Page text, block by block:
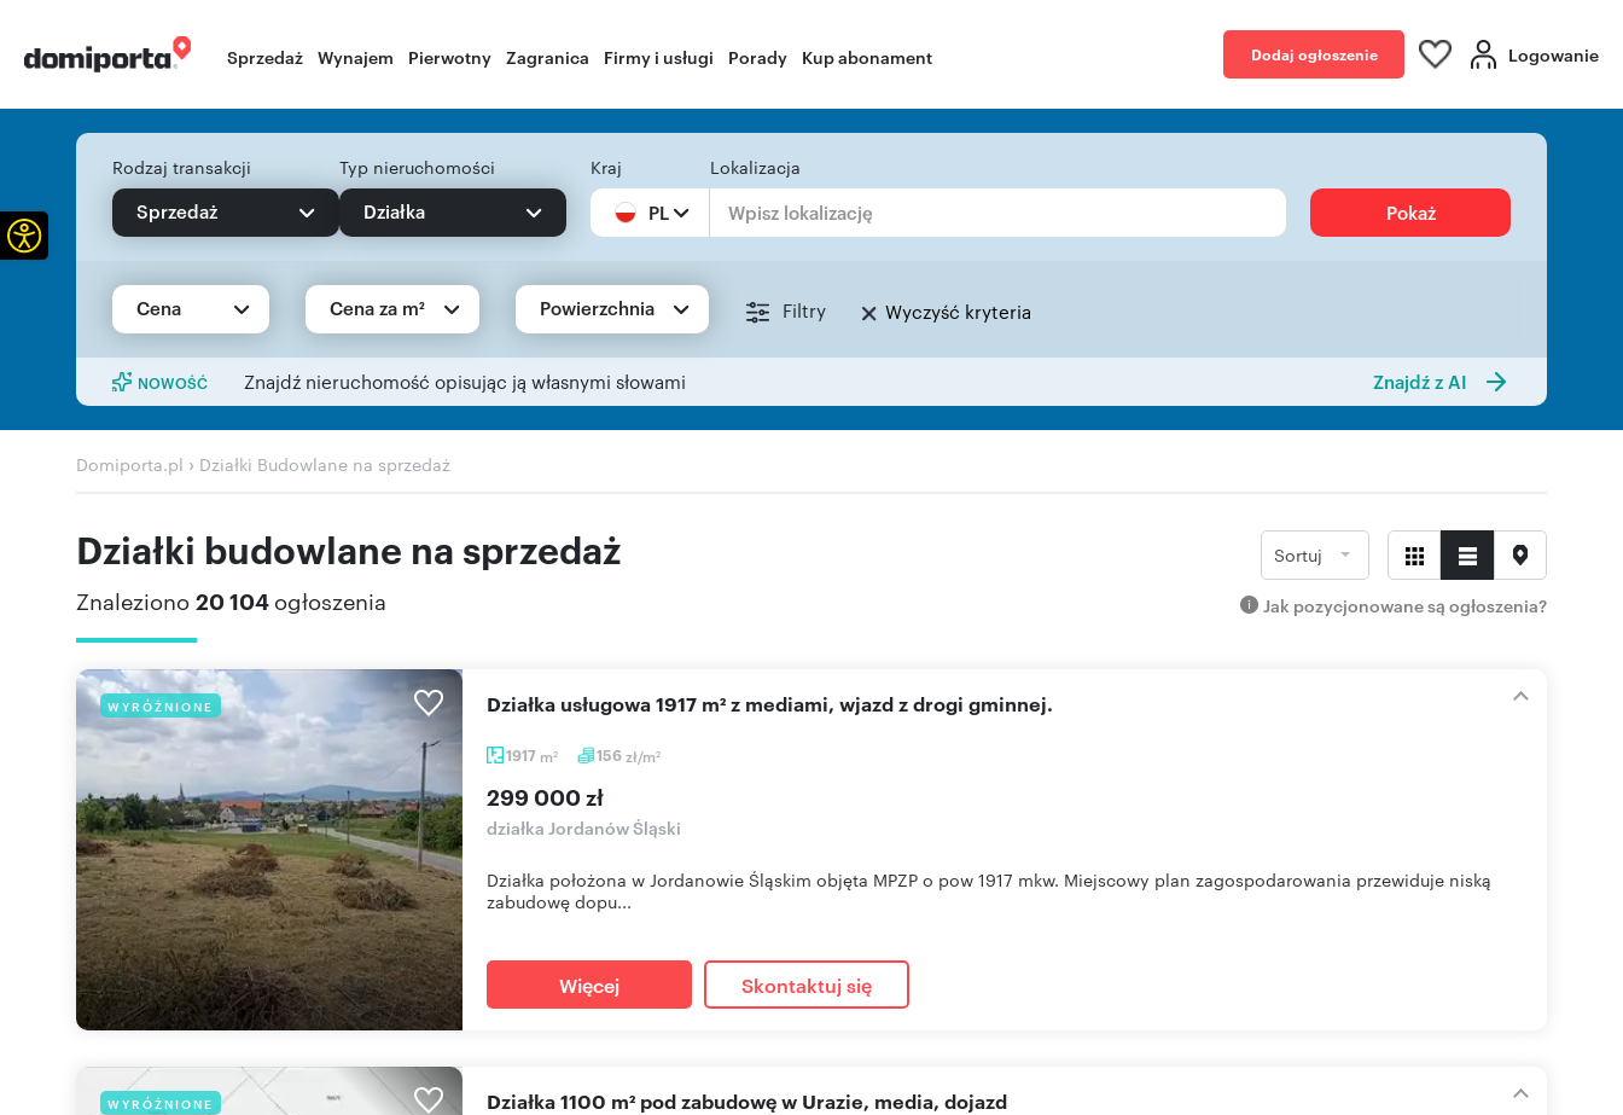
Sprzedaż Wynajem Pierwotny Zagranica Firmy i usługi Porady Kup abonament Dodaj ogłoszenie Logowanie
Rodzaj transakcji
Sprzedaż
Typ nieruchomości
Działka
Kraj
PL
Lokalizacja
Pokaż
Cena Cena za m² Powierzchnia Filtry Wyczyść kryteria
NOWOŚĆ Znajdź nieruchomość opisując ją własnymi słowami Znajdź z AI
Domiporta.pl › Działki Budowlane na sprzedaż
Działki budowlane na sprzedaż
Znaleziono 20 104 ogłoszenia
Sortuj
Jak pozycjonowane są ogłoszenia?
WYRÓŻNIONE
1917 m2 156zł/m2
Działka usługowa 1917 m² z mediami, wjazd z drogi gminnej.
299 000 zł
działka Jordanów Śląski
Działka położona w Jordanowie Śląskim objęta MPZP o pow 1917 mkw. Miejscowy plan zagospodarowania przewiduje niską
zabudowę dopu...
Więcej Skontaktuj się
WYRÓŻNIONE Działka 1100 m² pod zabudowę w Urazie, media, dojazd
Otwórz pasek narzędzi